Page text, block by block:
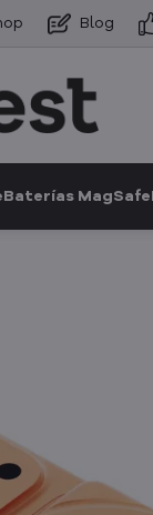
Blog
Baterías MagSafe